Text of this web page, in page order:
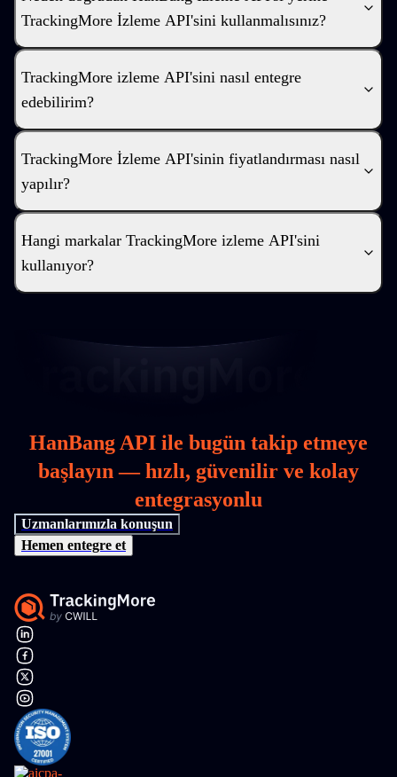
TrackingMore İzleme API'sini kullanmalısınız?
TrackingMore izleme API'sini nasıl entegre
edebilirim?
TrackingMore İzleme API'sinin fiyatlandırması nasıl
yapılır?
Hangi markalar TrackingMore izleme API'sini
kullanıyor?
HanBang API ile bugün takip etmeye
başlayın — hızlı, güvenilir ve kolay
entegrasyonlu
Uzmanlarımızla konuşun
Hemen entegre et